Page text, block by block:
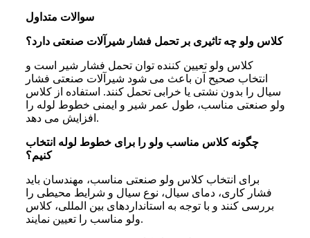
سوالات متداول
کلاس ولو چه تاثیری بر تحمل فشار شیرآلات صنعتی دارد؟
کلاس ولو تعیین کننده توان تحمل فشار شیر است و
انتخاب صحیح آن باعث می شود شیرآلات صنعتی فشار
سیال را بدون نشتی یا خرابی تحمل کنند. استفاده از کلاس
ولو صنعتی مناسب، طول عمر شیر و ایمنی خطوط لوله را
افزایش می دهد.
چگونه کلاس مناسب ولو را برای خطوط لوله انتخاب
کنیم؟
برای انتخاب کلاس ولو صنعتی مناسب، مهندسان باید
فشار کاری، دمای سیال، نوع سیال و شرایط محیطی را
بررسی کنند و با توجه به استانداردهای بین المللی، کلاس
ولو مناسب را تعیین نمایند.